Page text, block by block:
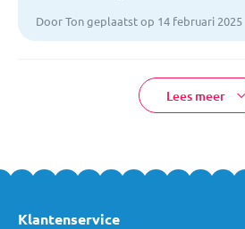
Door Ton geplaatst op 14 februari 2025
Lees meer
Klantenservice